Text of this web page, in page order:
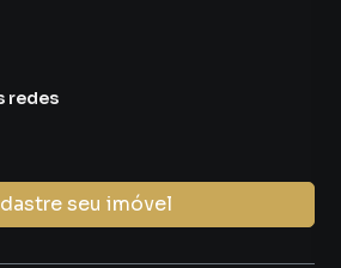
seu imóvel
redes